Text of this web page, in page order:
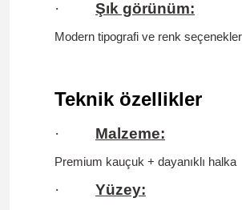
· Şık görünüm:
Modern tipografi ve renk
Teknik özellikler
· Malzeme:
Premium kauçuk + dayanıklı halka
· Yüzey: